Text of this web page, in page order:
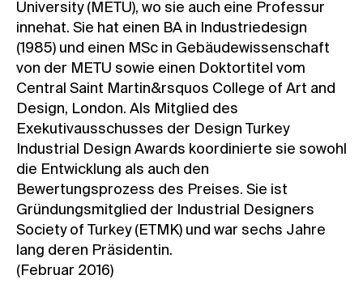
University (METU), wo sie auch eine Professur
innehat. Sie hat einen BA in Industriedesign
(1985) und einen MSc in Gebäudewissenschaft
von der METU sowie einen Doktortitel vom
Central Saint Martin&rsquos College of Art and
Design, London. Als Mitglied des
Exekutivausschusses der Design Turkey
Industrial Design Awards koordinierte sie sowohl
die Entwicklung als auch den
Bewertungsprozess des Preises. Sie ist
Gründungsmitglied der Industrial Designers
Society of Turkey (ETMK) und war sechs Jahre
lang deren Präsidentin.
(Februar 2016)